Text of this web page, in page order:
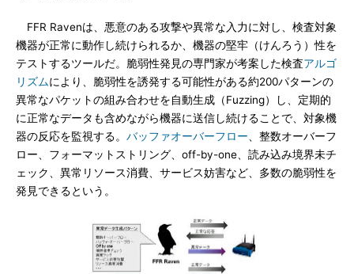
FFR Ravenは、悪意のある攻撃や異常な入力に対し、検査対象
機器が正常に動作し続けられるか、機器の堅牢（けんろう）性を
テストするツールだ。脆弱性発見の専門家が考案した検査アルゴ
リズムにより、脆弱性を誘発する可能性がある約200パターンの
異常なパケットの組み合わせを自動生成（Fuzzing）し、定期的
に正常なデータも含めながら機器に送信し続けることで、対象機
器の反応を監視する。 バッファオーバーフロー 、整数オーバーフ
ロー、フォーマットストリング、off-by-one、読み込み境界未チ
ェック、異常リソース消費、サービス妨害など、多数の脆弱性を
発見できるという。